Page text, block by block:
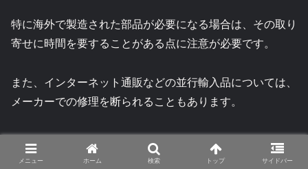
特に海外で製造された部品が必要になる場合は、その取り
寄せに時間を要することがある点に注意が必要です。
また、インターネット通販などの並行輸入品については、
メーカーでの修理を断られることもあります。
その場合、時計修理専門店に依頼するしかなく、純正部品
を使用できない可能性もあるため、購入経路の信頼性は修
メニュー ホーム 検索 トップ サイドバー